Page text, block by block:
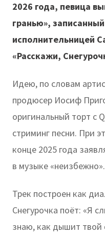
2026 года, певица
гранью»,
исполнительницей
«Расскажи,
Идею, по словам
продюсер Иосиф
оригинальный торт с
стриминг песни. При
конце 2025 года
в музыке «неизбежно».
Трек построен как
Снегурочка поёт: «Я
знаю, как дышит твой